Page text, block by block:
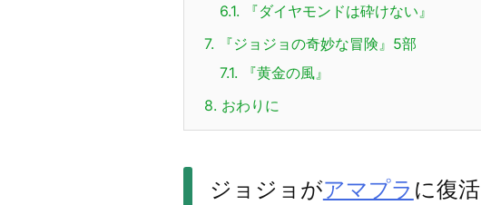
6.1.
『ダイヤモンドは砕けない』
7. 『ジョジョの奇妙な冒険』5部
7.1. 『黄金の風 』
8. おわりに
ジョジョがアマプラ に復活